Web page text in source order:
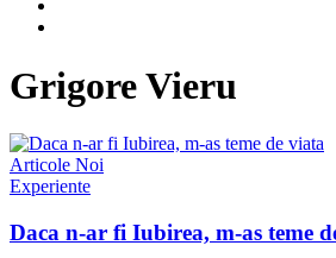
Grigore Vieru
Articole Noi
Experiente
Daca n-ar fi Iubirea, m-as teme